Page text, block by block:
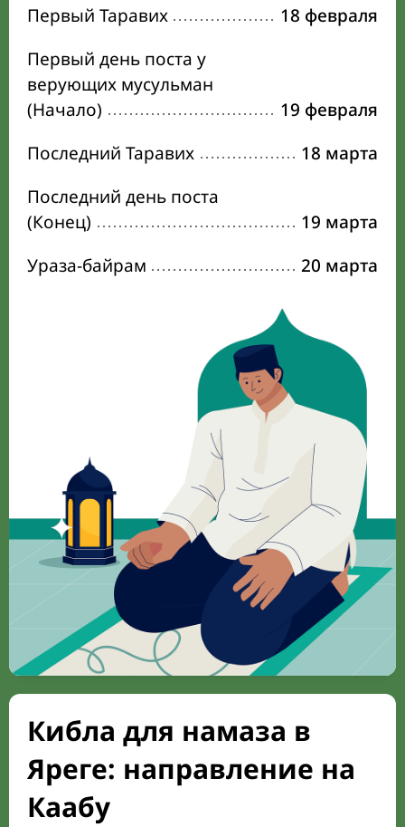
Первый Таравих
18 февраля
Первый день поста у
верующих мусульман
(Начало)
19 февраля
Последний Таравих
18 марта
Последний день поста
(Конец)
19 марта
Ураза-байрам
20 марта
Кибла для намаза в
Яреге: направление на
Каабу